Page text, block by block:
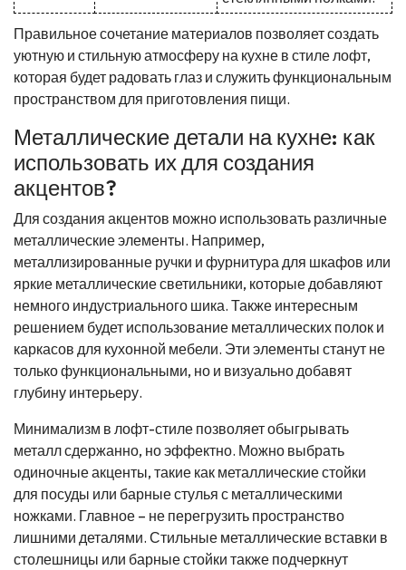
Правильное сочетание материалов позволяет создать
уютную и стильную атмосферу на кухне в стиле лофт,
которая будет радовать глаз и служить функциональным
пространством для приготовления пищи.
Металлические детали на кухне: как
использовать их для создания
акцентов?
Для создания акцентов можно использовать различные
металлические элементы. Например,
металлизированные ручки и фурнитура для шкафов или
яркие металлические светильники, которые добавляют
немного индустриального шика. Также интересным
решением будет использование металлических полок и
каркасов для кухонной мебели. Эти элементы станут не
только функциональными, но и визуально добавят
глубину интерьеру.
Минимализм в лофт-стиле позволяет обыгрывать
металл сдержанно, но эффектно. Можно выбрать
одиночные акценты, такие как металлические стойки
для посуды или барные стулья с металлическими
ножками. Главное – не перегрузить пространство
лишними деталями. Стильные металлические вставки в
столешницы или барные стойки также подчеркнут